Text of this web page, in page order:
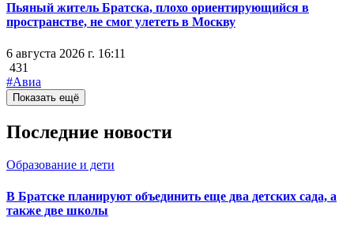
Пьяный житель Братска, плохо ориентирующийся в
пространстве, не смог улететь в Москву
6 августа 2026 г. 16:11
431
#Авиа
Показать ещё
Последние новости
Образование и дети
В Братске планируют объединить еще два детских сада, а
также две школы